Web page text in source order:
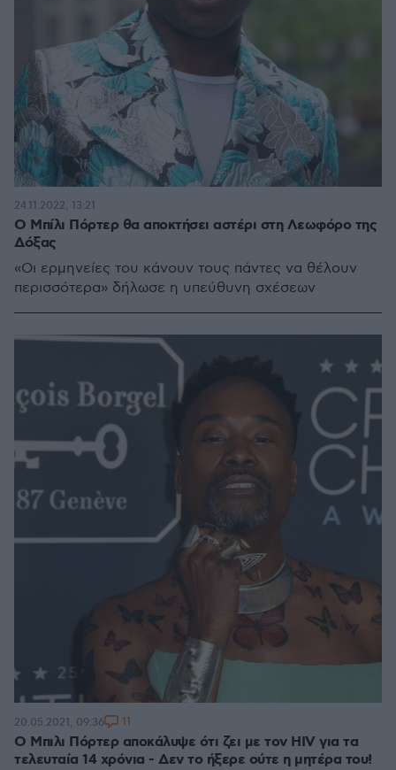
Ο Μπίλι Πόρτερ θα αποκτήσει αστέρι στη Λεωφόρο της
Δόξας
«Οι ερμηνείες του κάνουν τους πάντες να θέλουν
περισσότερα» δήλωσε η υπεύθυνη σχέσεων
24.11.2022, 13:21
O Μπιλι Πόρτερ αποκάλυψε ότι ζει με τον HIV για τα
τελευταία 14 χρόνια - Δεν το ήξερε ούτε η μητέρα του!
20.05.2021, 09:36 11